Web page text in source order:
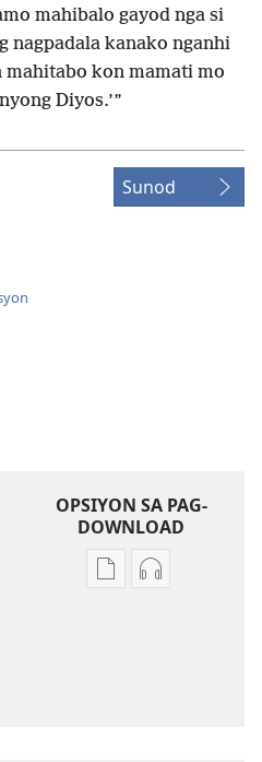
mahibalo gayod nga si
nagpadala kanako nganhi
kon mamati mo
Diyos.’”
Sunod
OPSIYON SA PAG-
DOWNLOAD
OpsiyonOpsiyon